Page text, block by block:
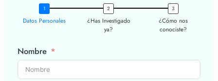
Datos Personales
¿Has Investigado
ya?
¿Cómo nos
conociste?
Nombre